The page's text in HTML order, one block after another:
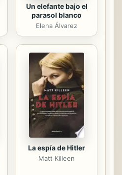
Un elefante bajo el
parasol blanco
Elena Álvarez
La espía de Hitler
Matt Killeen